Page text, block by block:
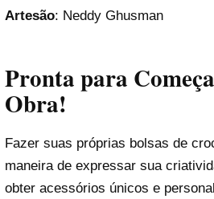
Artesão: Neddy Ghusman
Pronta para
Obra!
Fazer suas próprias bolsas de
maneira de expressar sua
obter acessórios únicos e